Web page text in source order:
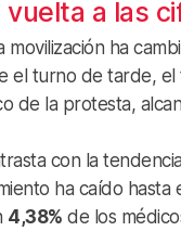
vuelta a las
movilización ha
el turno de tarde,
de la protesta,
con la
ha caído hasta
4,38% de los